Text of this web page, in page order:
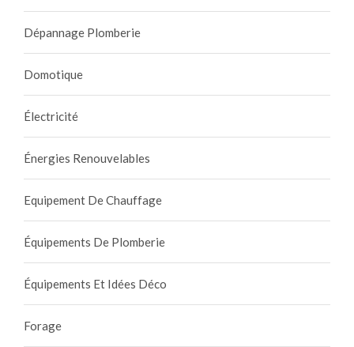
Dépannage Plomberie
Domotique
Électricité
Énergies Renouvelables
Equipement De Chauffage
Équipements De Plomberie
Équipements Et Idées Déco
Forage